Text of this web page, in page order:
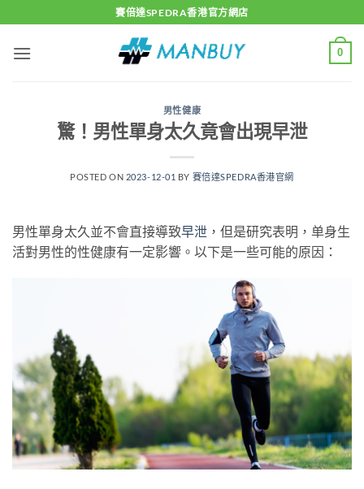
to
content
賽倍達SPEDRA香港官方網店
0
男性健康
驚！男性單身太久竟會出現早泄
POSTED ON 2023-12-01 BY 賽倍達SPEDRA香港官網
男性單身太久並不會直接導致早泄 ，但是研究表明，单身生
活對男性的性健康有一定影響。以下是一些可能的原因：